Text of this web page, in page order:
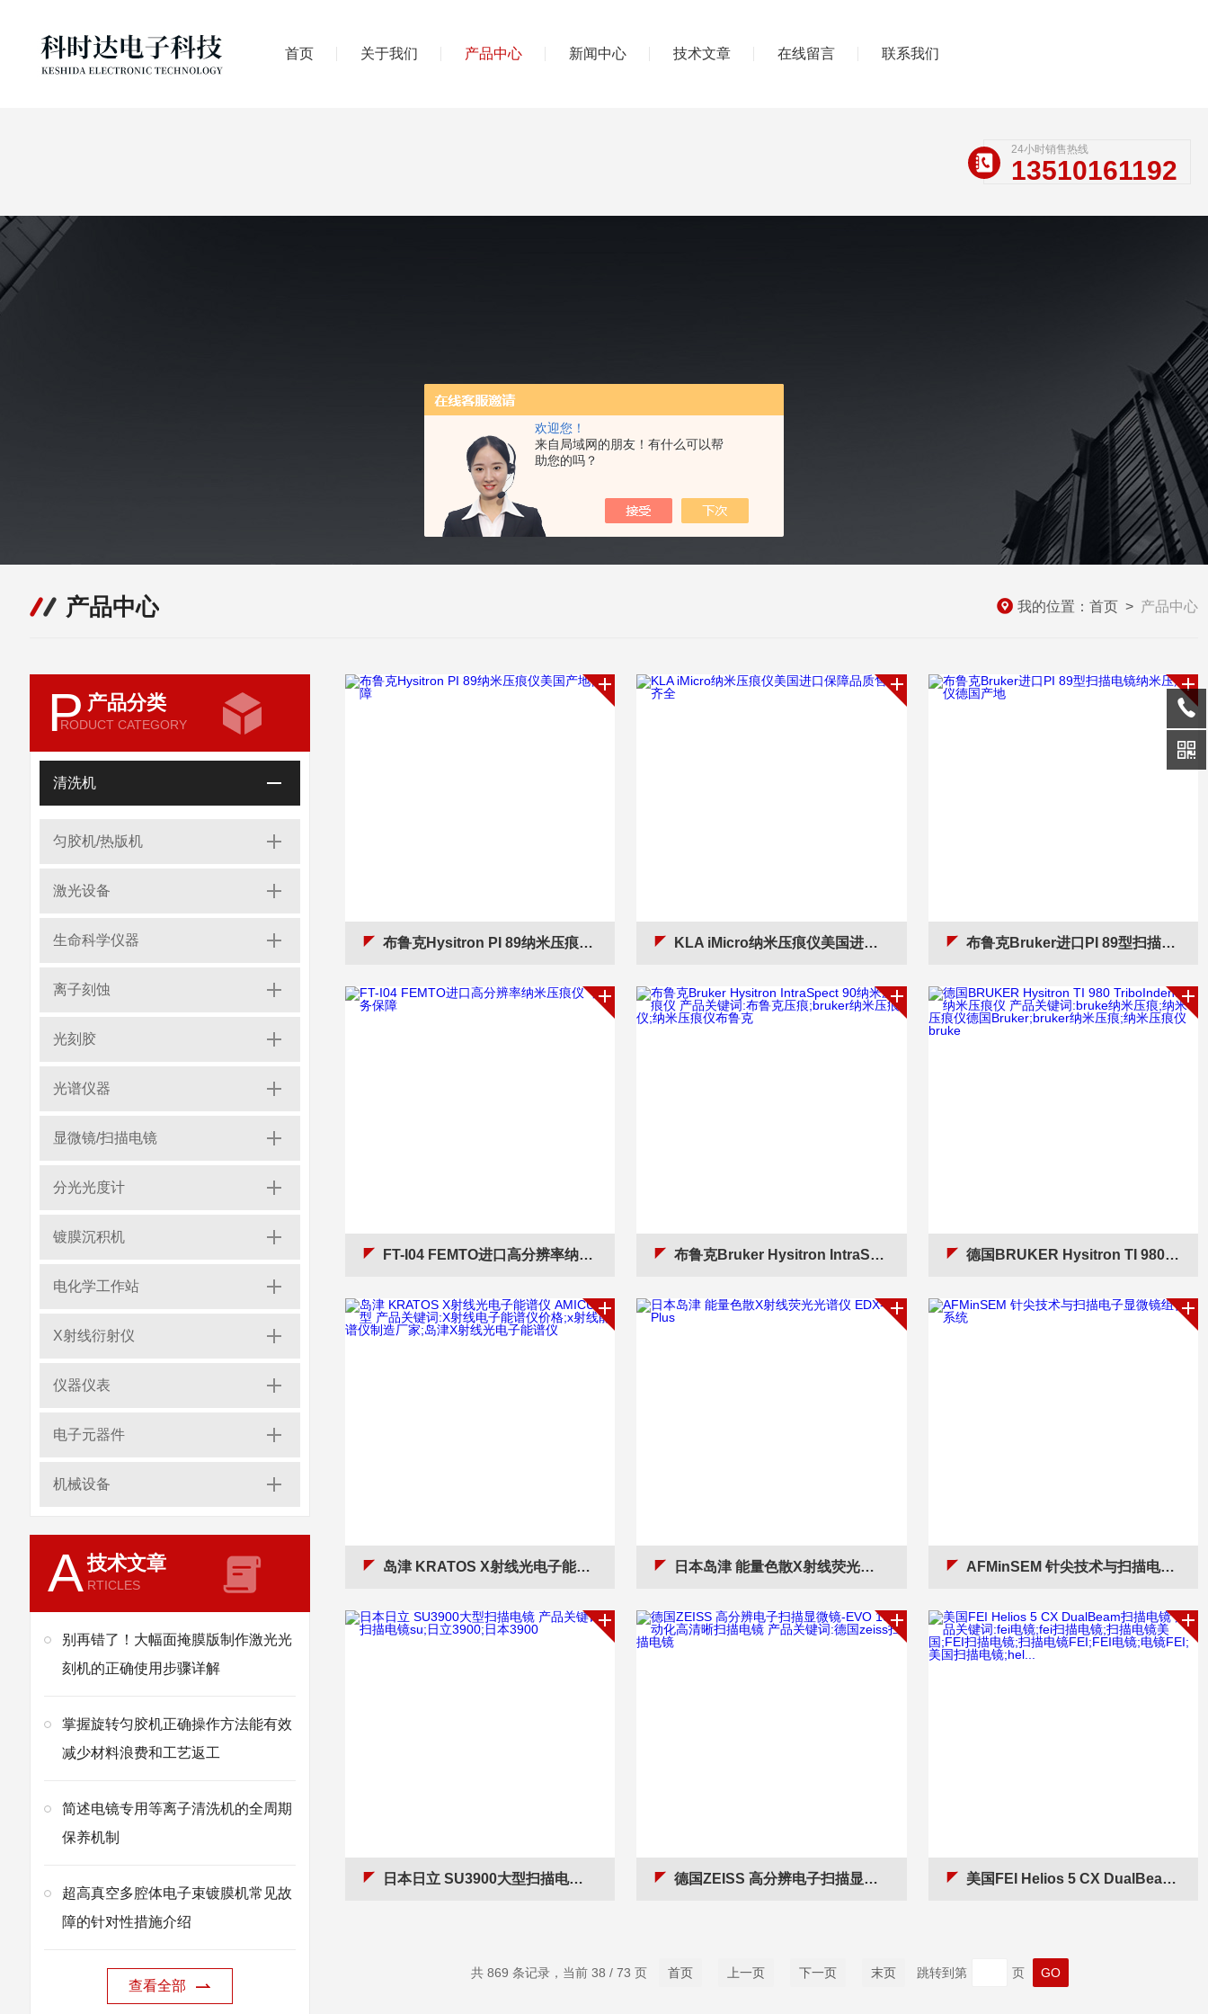
欢迎您！
来自局域网的朋友！有什么可以帮
助您的吗？
首页 关于我们 产品中心 新闻中心 技术文章 在线留言 联系我们
24小时销售热线
13510161192
产品中心 我的位置： 首页 > 产品中心
P 产品分类
RODUCT CATEGORY
清洗机
匀胶机/热版机
激光设备
生命科学仪器
离子刻蚀
光刻胶
光谱仪器
显微镜/扫描电镜
分光光度计
镀膜沉积机
电化学工作站
X射线衍射仪
仪器仪表
电子元器件
机械设备
A技术文章
RTICLES
别再错了！大幅面掩膜版制作激光光
刻机的正确使用步骤详解
掌握旋转匀胶机正确操作方法能有效
减少材料浪费和工艺返工
简述电镜专用等离子清洗机的全周期
保养机制
超高真空多腔体电子束镀膜机常见故
障的针对性措施介绍
查看全部
布鲁克Hysitron PI 89纳米压痕仪美国产地保障 KLA iMicro纳米压痕仪美国进口保障品质售后齐全 布鲁克Bruker进口PI 89型扫描电镜纳米压痕仪德国产地
FT-I04 FEMTO进口高分辨率纳米压痕仪 *服务保障 布鲁克Bruker Hysitron IntraSpect 90纳米压痕仪 产品关键词:布鲁克压痕;bruker纳米压痕仪;纳米压痕仪布鲁克 德国BRUKER Hysitron TI 980 TriboIndenter 纳米压痕仪 产品关键词:bruke纳米压痕;纳米压痕仪德国Bruker;bruker纳米压痕;纳米压痕仪bruke
岛津 KRATOS X射线光电子能谱仪 AMICUS型 产品关键词:X射线电子能谱仪价格;x射线能谱仪制造厂家;岛津X射线光电子能谱仪 日本岛津 能量色散X射线荧光光谱仪 EDX-LE Plus AFMinSEM 针尖技术与扫描电子显微镜组合系统
日本日立 SU3900大型扫描电镜 产品关键词:扫描电镜su;日立3900;日本3900 德国ZEISS 高分辨电子扫描显微镜-EVO 10 自动化高清晰扫描电镜 产品关键词:德国zeiss扫描电镜 美国FEI Helios 5 CX DualBeam扫描电镜 产品关键词:fei电镜;fei扫描电镜;扫描电镜美国;FEI扫描电镜;扫描电镜FEI;FEI电镜;电镜FEI;美国扫描电镜;hel...
共 869 条记录，当前 38 / 73 页 首页 上一页 下一页 末页 跳转到第 页